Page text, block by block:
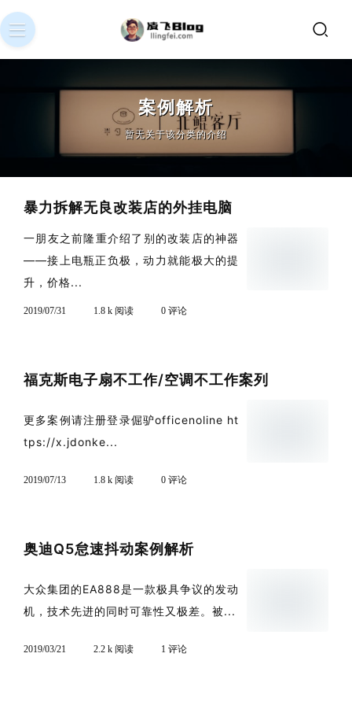
案例解析
暂无关于该分类的介绍
暴力拆解无良改装店的外挂电脑
一朋友之前隆重介绍了别的改装店的神器
——接上电瓶正负极，动力就能极大的提
升，价格...
2019/07/31 1.8 k 阅读 0 评论
福克斯电子扇不工作/空调不工作案列
更多案例请注册登录倔驴officenoline ht
tps://x.jdonke...
2019/07/13 1.8 k 阅读 0 评论
奥迪Q5怠速抖动案例解析
大众集团的EA888是一款极具争议的发动
机，技术先进的同时可靠性又极差。被...
2019/03/21 2.2 k 阅读 1 评论